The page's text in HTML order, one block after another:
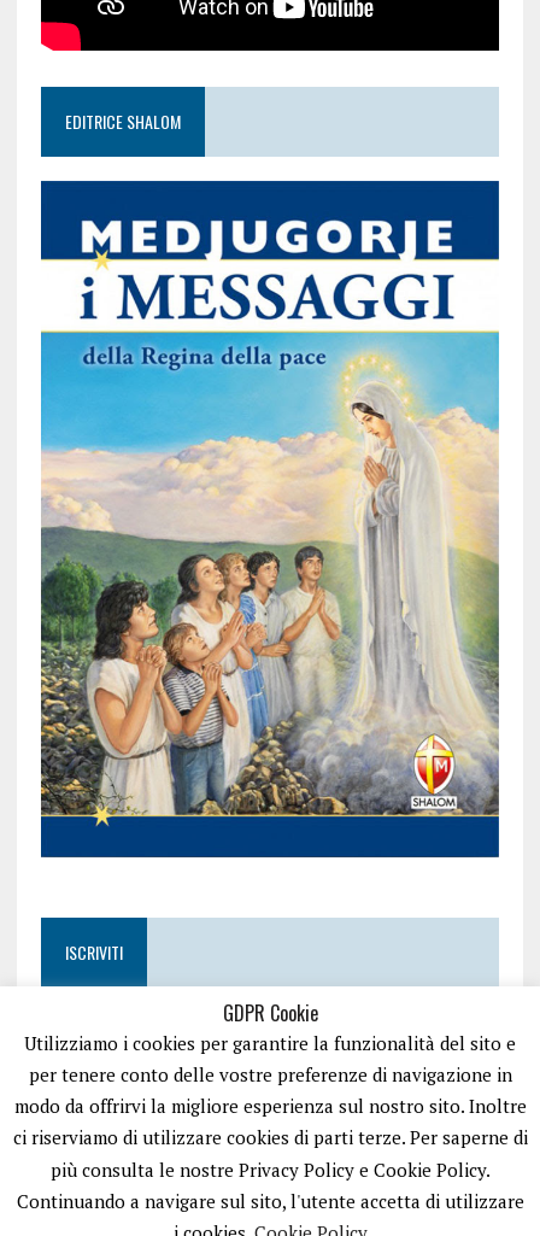
EDITRICE SHALOM
ISCRIVITI
GDPR Cookie
Utilizziamo i cookies per garantire la funzionalità del sito e
per tenere conto delle vostre preferenze di navigazione in
modo da offrirvi la migliore esperienza sul nostro sito. Inoltre
ci riserviamo di utilizzare cookies di parti terze. Per saperne di
più consulta le nostre Privacy Policy e Cookie Policy.
Continuando a navigare sul sito, l'utente accetta di utilizzare